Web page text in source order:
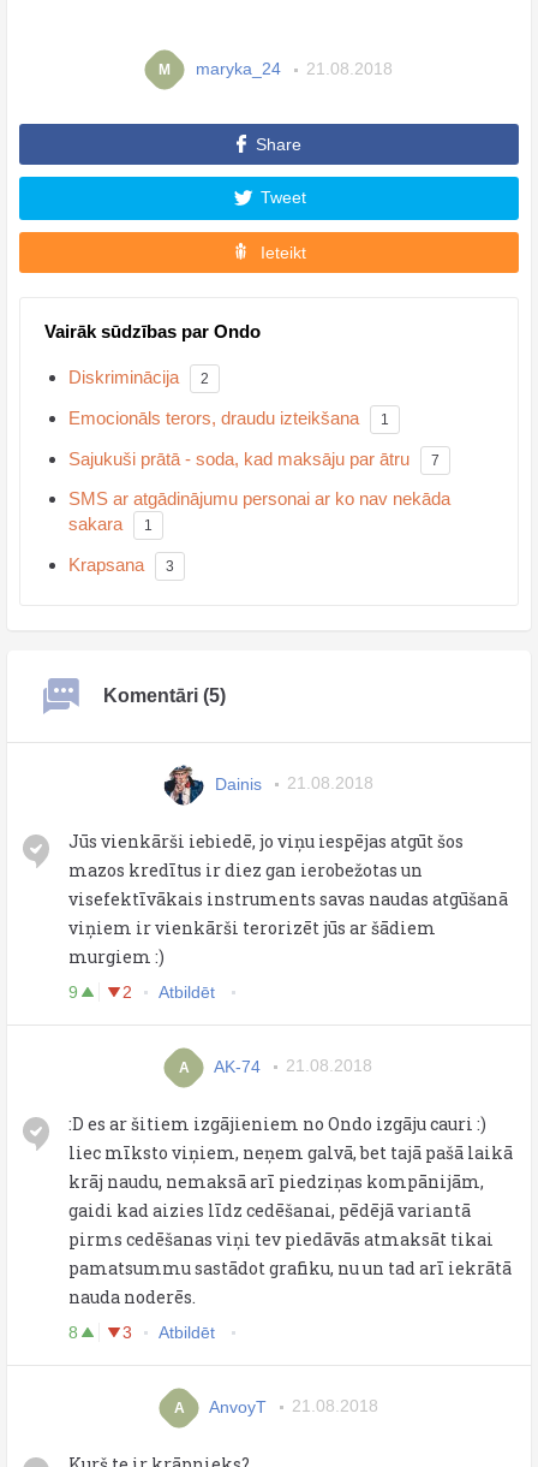
M maryka_24 21.08.2018
Share
Tweet
Ieteikt
Vairāk sūdzības par Ondo
Diskriminācija 2
Emocionāls terors, draudu izteikšana 1
Sajukuši prātā - soda, kad maksāju par ātru 7
SMS ar atgādinājumu personai ar ko nav nekāda
sakara
1
Krapsana 3
Komentāri (5)
Dainis 21.08.2018
Jūs vienkārši iebiedē, jo viņu iespējas atgūt šos
mazos kredītus ir diez gan ierobežotas un
visefektīvākais instruments savas naudas atgūšanā
viņiem ir vienkārši terorizēt jūs ar šādiem
murgiem :)
9 2 Atbildēt
A AK-74 21.08.2018
:D es ar šitiem izgājieniem no Ondo izgāju cauri :)
liec mīksto viņiem, neņem galvā, bet tajā pašā laikā
krāj naudu, nemaksā arī piedziņas kompānijām,
gaidi kad aizies līdz cedēšanai, pēdējā variantā
pirms cedēšanas viņi tev piedāvās atmaksāt tikai
pamatsummu sastādot grafiku, nu un tad arī iekrātā
nauda noderēs.
8 3 Atbildēt
A AnvoyT 21.08.2018